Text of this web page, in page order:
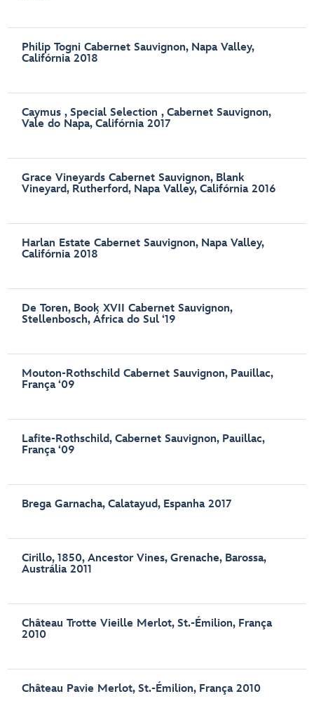
Philip Togni Cabernet Sauvignon, Napa Valley,
Califórnia 2018
Caymus , Special Selection , Cabernet Sauvignon,
Vale do Napa, Califórnia 2017
Grace Vineyards Cabernet Sauvignon, Blank
Vineyard, Rutherford, Napa Valley, Califórnia 2016
Harlan Estate Cabernet Sauvignon, Napa Valley,
Califórnia 2018
De Toren, Book XVII Cabernet Sauvignon,
Stellenbosch, África do Sul ‘19
Mouton-Rothschild Cabernet Sauvignon, Pauillac,
França ‘09
Lafite-Rothschild, Cabernet Sauvignon, Pauillac,
França ‘09
Brega Garnacha, Calatayud, Espanha 2017
Cirillo, 1850, Ancestor Vines, Grenache, Barossa,
Austrália 2011
Château Trotte Vieille Merlot, St.-Émilion, França
2010
Château Pavie Merlot, St.-Émilion, França 2010